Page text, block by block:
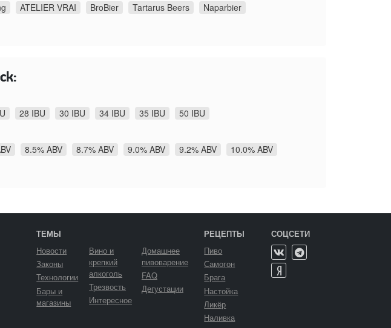
ATELIER VRAI BroBier Tartarus Beers
Naparbier
28 IBU 30 IBU 34 IBU 35 IBU
50 IBU
8.5% ABV 8.7% ABV 9.0% ABV 9.2% ABV
10.0% ABV
ТЕМЫ
Новости
Законы
Технологии
Бары и
магазины
Вино и
крепкий
алкоголь
Трезвость
Интересное
Домашнее
пивоварение
FAQ
Дегустации
РЕЦЕПТЫ
Пиво
Самогон
Брага
Настойка
Ликёр
Наливка
СОЦСЕТИ